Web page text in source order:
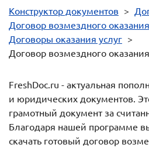
Конструктор документов >
Договор возмездного
Договоры оказания услуг >
Договор возмездного
FreshDoc.ru - актуальная
и юридических документов.
грамотный документ за
Благодаря нашей программе
скачать готовый договор